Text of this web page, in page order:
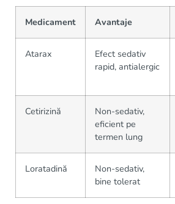
Medicament Avantaje
Atarax
Efect sedativ
rapid, antialergic
Cetirizină
Non-sedativ,
eficient pe
termen lung
Loratadină
Non-sedativ,
bine tolerat